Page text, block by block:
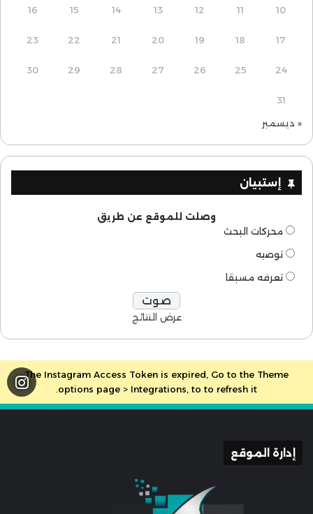
10
11
12
13
14
15
16
17
18
19
20
21
22
23
24
25
26
27
28
29
30
31
« ديسمبر
إستبيان
وصلت للموقع عن طريق
محركات البحث
توصيه
تعرفه مسبقا
عرض النتائج
The Instagram Access Token is expired, Go to the Theme
options page > Integrations, to to refresh it.
إدارة الموقع